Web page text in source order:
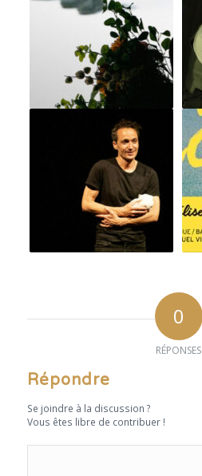
0
RÉPONSES
Répondre
Se joindre à la discussion ?
Vous êtes libre de contribuer !